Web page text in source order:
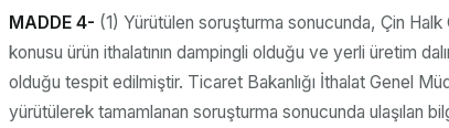
MADDE 4- (1) Yürütülen soruşturma sonucunda, Çin
konusu ürün ithalatının dampingli olduğu ve yerli üretim
olduğu tespit edilmiştir. Ticaret Bakanlığı İthalat Genel
yürütülerek tamamlanan soruşturma sonucunda ulaşılan